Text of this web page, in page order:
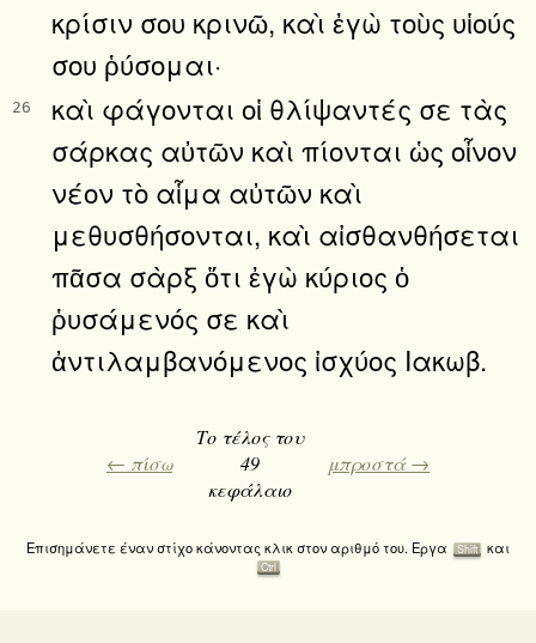
κρίσιν σου κρινῶ, καὶ ἐγὼ τοὺς υἱούς
σου ῥύσομαι·
26
καὶ φάγονται οἱ θλίψαντές σε τὰς
σάρκας αὐτῶν καὶ πίονται ὡς οἶνον
νέον τὸ αἷμα αὐτῶν καὶ
μεθυσθήσονται, καὶ αἰσθανθήσεται
πᾶσα σὰρξ ὅτι ἐγὼ κύριος ὁ
ῥυσάμενός σε καὶ
ἀντιλαμβανόμενος ἰσχύος Ιακωβ.
← πίσω
Το τέλος του
49
κεφάλαιο
μπροστά →
Επισημάνετε έναν στίχο κάνοντας κλικ στον αριθμό του. Εργα Shift και
Ctrl